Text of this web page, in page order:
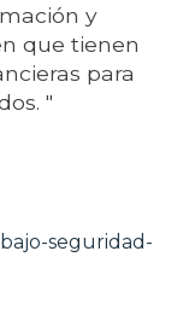
y
que tienen
para
"
seguridad-